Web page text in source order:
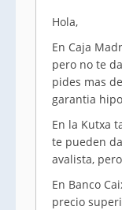
Hola,
En Caja
pero no te
pides mas
garantia
En la Kutxa
te pueden
avalista,
En Banco
precio